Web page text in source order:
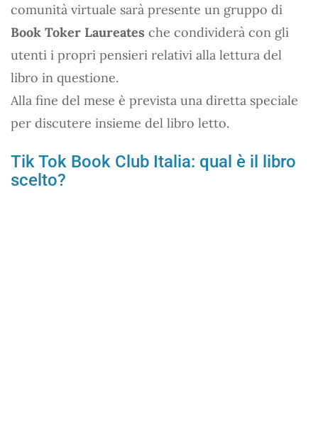
comunità virtuale sarà presente un gruppo di
Book Toker Laureates che condividerà con gli
utenti i propri pensieri relativi alla lettura del
libro in questione.
Alla fine del mese è prevista una diretta speciale
per discutere insieme del libro letto.
Tik Tok Book Club Italia: qual è il libro
scelto?